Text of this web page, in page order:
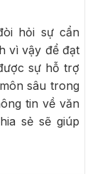
hỏi sự cẩn
vì vậy để đạt
sự hỗ trợ
sâu trong
tin về văn
sẻ sẽ giúp